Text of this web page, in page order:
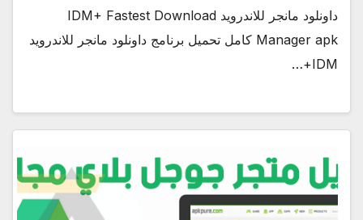
داونلود مانجر للاندرويد IDM+ Fastest Download
Manager apk كامل تحميل برنامج داونلود مانجر للاندرويد
IDM+…